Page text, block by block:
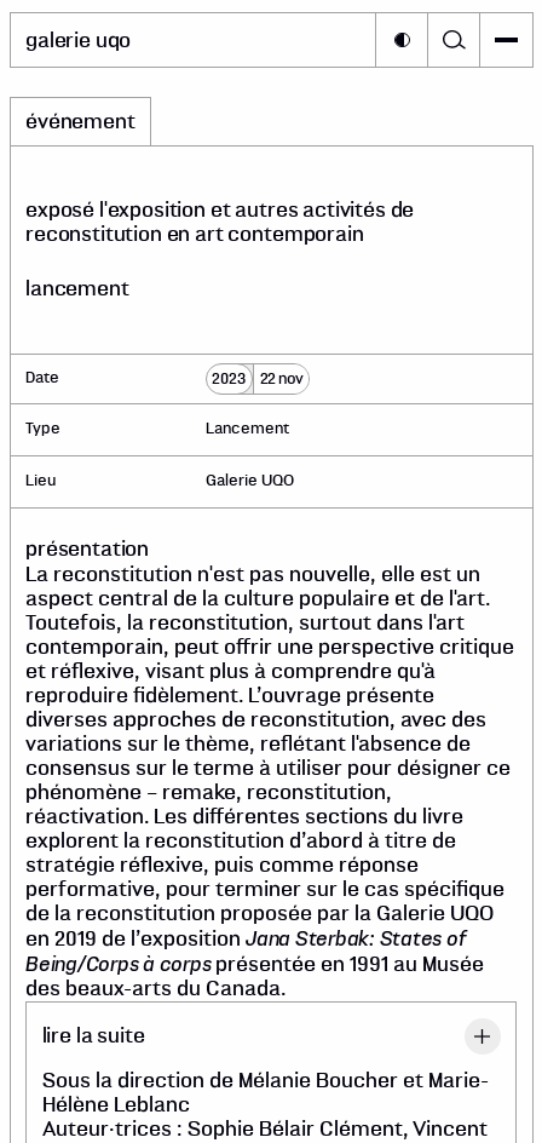
galerie uqo
événement
exposé l'exposition et autres activités de
reconstitution en art contemporain
lancement
Date 2023 22 nov
Type Lancement
Lieu Galerie UQO
présentation
La reconstitution n'est pas nouvelle, elle est un
aspect central de la culture populaire et de l'art.
Toutefois, la reconstitution, surtout dans l'art
contemporain, peut offrir une perspective critique
et réflexive, visant plus à comprendre qu'à
reproduire fidèlement. L’ouvrage présente
diverses approches de reconstitution, avec des
variations sur le thème, reflétant l'absence de
consensus sur le terme à utiliser pour désigner ce
phénomène – remake, reconstitution,
réactivation. Les différentes sections du livre
explorent la reconstitution d’abord à titre de
stratégie réflexive, puis comme réponse
performative, pour terminer sur le cas spécifique
de la reconstitution proposée par la Galerie UQO
en 2019 de l’exposition Jana Sterbak: States of
Being/Corps à corpsprésentée en 1991 au Musée
des beaux-arts du Canada.
lire la suite
Sous la direction de Mélanie Boucher et Marie-
Hélène Leblanc
Auteur·trices : Sophie Bélair Clément, Vincent